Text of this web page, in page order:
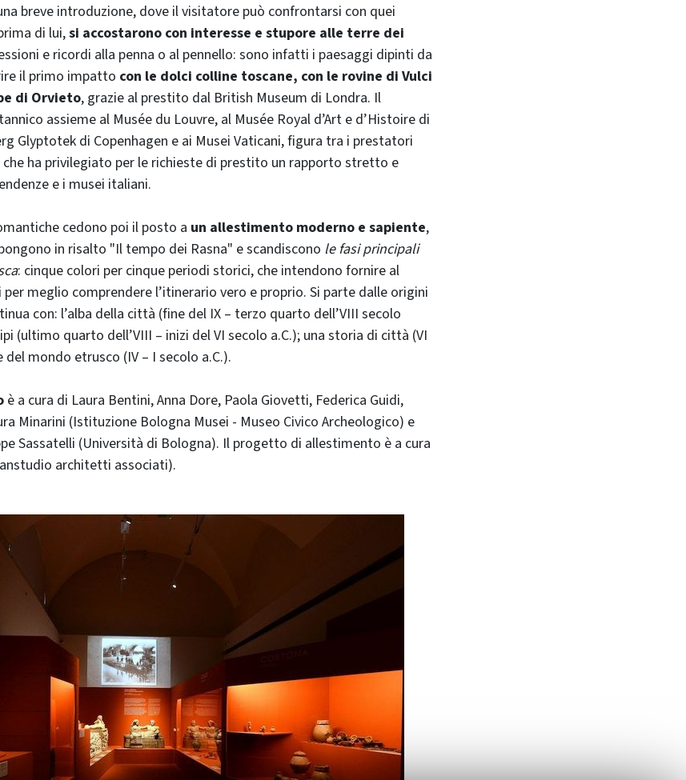
breve introduzione, dove il visitatore può confrontarsi con quei
di lui,si accostarono con interesse e stupore alle terre dei
e ricordi alla penna o al pennello: sono infatti i paesaggi dipinti da
il primo impatto con le dolci colline toscane, con le rovine di Vulci
di Orvieto, grazie al prestito dal British Museum di Londra. Il
assieme al Musée du Louvre, al Musée Royal d’Art e d’Histoire di
Glyptotek di Copenhagen e ai Musei Vaticani, figura tra i prestatori
ha privilegiato per le richieste di prestito un rapporto stretto e
e i musei italiani.
cedono poi il posto a un allestimento moderno e sapiente,
in risalto "Il tempo dei Rasna" e scandiscono le fasi principali
: cinque colori per cinque periodi storici, che intendono fornire al
meglio comprendere l’itinerario vero e proprio. Si parte dalle origini
con: l’alba della città (fine del IX – terzo quarto dell’VIII secolo
(ultimo quarto dell’VIII – inizi del VI secolo a.C.); una storia di città (VI
del mondo etrusco (IV – I secolo a.C.).
è a cura di Laura Bentini, Anna Dore, Paola Giovetti, Federica Guidi,
Minarini (Istituzione Bologna Musei - Museo Civico Archeologico) e
Sassatelli (Università di Bologna). Il progetto di allestimento è a cura
architetti associati).